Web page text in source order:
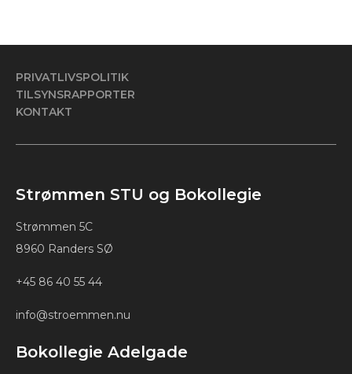
PRIVATLIVSPOLITIK
TILSYNSRAPPORTER
KONTAKT
Strømmen STU og Bokollegie
Strømmen 5C
8960 Randers SØ
+45 86 40 55 44
info@stroemmen.nu
Bokollegie Adelgade